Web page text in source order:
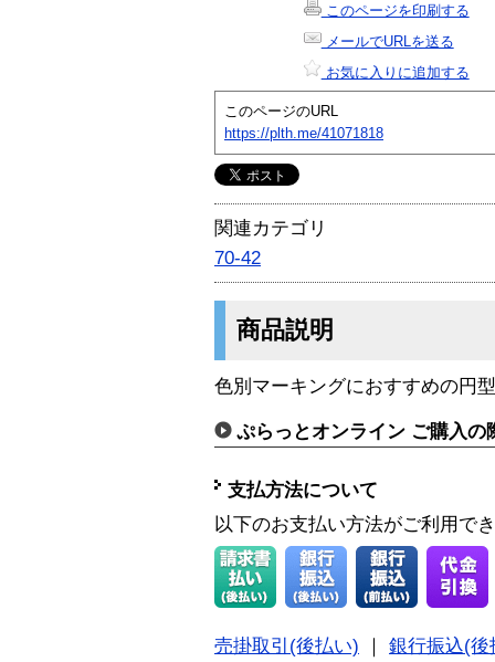
このページを印刷する
メールでURLを送る
お気に入りに追加する
このページのURL
https://plth.me/41071818
関連カテゴリ
70-42
商品説明
色別マーキングにおすすめの円
ぷらっとオンライン ご購入の
支払方法について
以下のお支払い方法がご利用で
売掛取引(後払い)
銀行振込(後